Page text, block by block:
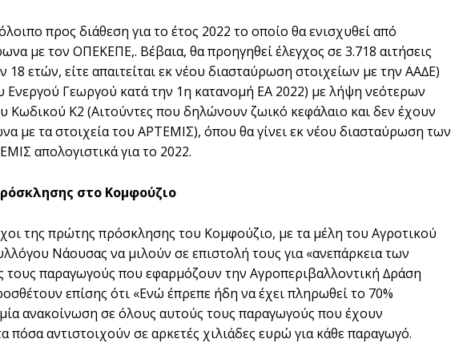
προς διάθεση για το έτος 2022 το οποίο θα ενισχυθεί από
µε τον ΟΠΕΚΕΠΕ,. Βέβαια, θα προηγηθεί έλεγχος σε 3.718 αιτήσεις
ετών, είτε απαιτείται εκ νέου διασταύρωση στοιχείων µε την ΑΑ∆Ε)
Ενεργού Γεωργού κατά την 1η κατανοµή ΕΑ 2022) µε λήψη νεότερων
Κωδικού Κ2 (Αιτούντες που δηλώνουν ζωικό κεφάλαιο και δεν έχουν
µε τα στοιχεία του ΑΡΤΕΜΙΣ), όπου θα γίνει εκ νέου διασταύρωση των
απολογιστικά για το 2022.
στο Κοµφούζιο
της πρώτης πρόσκλησης του Κοµφούζιο, µε τα µέλη του Αγροτικού
Νάουσας να µιλούν σε επιστολή τους για «ανεπάρκεια των
παραγωγούς που εφαρµόζουν την Αγροπεριβαλλοντική ∆ράση
επίσης ότι «Ενώ έπρεπε ήδη να έχει πληρωθεί το 70%
ανακοίνωση σε όλους αυτούς τους παραγωγούς που έχουν
αντιστοιχούν σε αρκετές χιλιάδες ευρώ για κάθε παραγωγό.